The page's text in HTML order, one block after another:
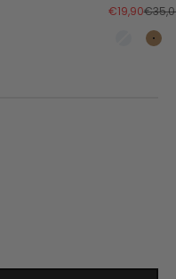
Angebot
€19,90
Ocean